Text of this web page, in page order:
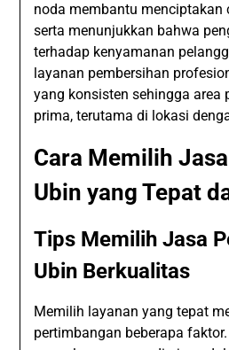
noda membantu
serta menunjukkan bahwa
terhadap kenyamanan
layanan pembersihan
yang konsisten sehingga area
prima, terutama di lokasi
Cara Memilih
Ubin yang Tepat
Tips Memilih Jasa
Ubin Berkualitas
Memilih layanan yang tepat
pertimbangan beberapa